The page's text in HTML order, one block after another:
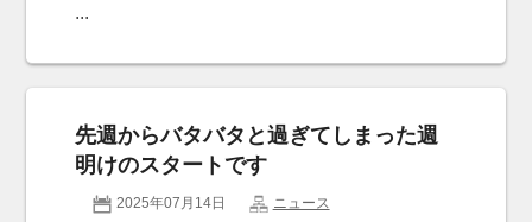
...
先週からバタバタと過ぎてしまった週
明けのスタートです
2025年07月14日 ニュース